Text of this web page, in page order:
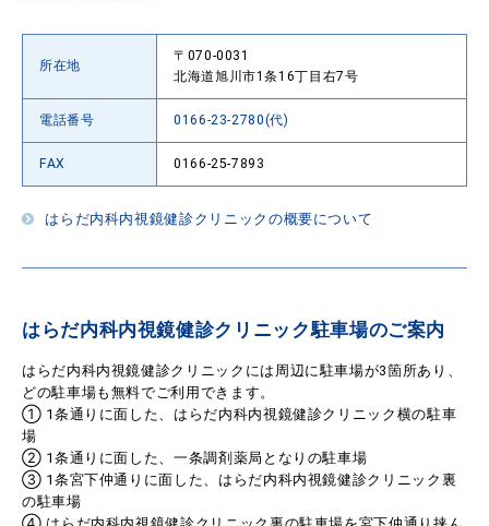
所在地
〒070-0031
北海道旭川市1条16丁目右7号
電話番号 0166-23-2780(代)
FAX 0166-25-7893
はらだ内科内視鏡健診クリニックの概要について
はらだ内科内視鏡健診クリニック駐車場のご案内
はらだ内科内視鏡健診クリニックには周辺に駐車場が3箇所あり、
どの駐車場も無料でご利用できます。
① 1条通りに面した、はらだ内科内視鏡健診クリニック横の駐車
場
② 1条通りに面した、一条調剤薬局となりの駐車場
③ 1条宮下仲通りに面した、はらだ内科内視鏡健診クリニック裏
の駐車場